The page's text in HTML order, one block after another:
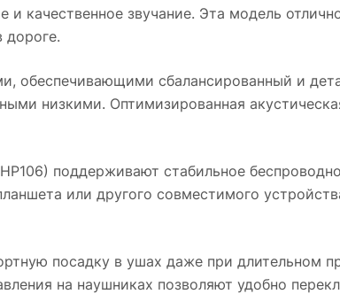
и качественное звучание. Эта модель
дороге.
обеспечивающими сбалансированный и
низкими. Оптимизированная
поддерживают стабильное
или другого совместимого
посадку в ушах даже при длительном
на наушниках позволяют удобно